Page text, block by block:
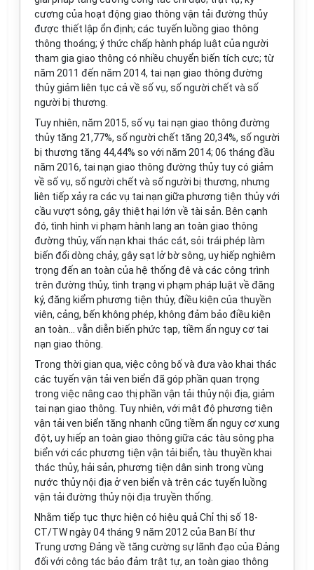
cương của hoạt động giao thông vận tải đường thủy
được thiết lập ổn định; các tuyến luồng giao thông
thông thoáng; ý thức chấp hành pháp luật của người
tham gia giao thông có nhiều chuyển biến tích cực; từ
năm 2011 đến năm 2014, tai nạn giao thông đường
thủy giảm liên tục cả về số vụ, số người chết và số
người bị thương.
Tuy nhiên, năm 2015, số vụ tai nạn giao thông đường
thủy tăng 21,77%, số người chết tăng 20,34%, số người
bị thương tăng 44,44% so với năm 2014; 06 tháng đầu
năm 2016, tai nạn giao thông đường thủy tuy có giảm
về số vụ, số người chết và số người bị thương, nhưng
liên tiếp xảy ra các vụ tai nạn giữa phương tiện thủy với
cầu vượt sông, gây thiệt hại lớn về tài sản. Bên cạnh
đó, tình hình vi phạm hành lang an toàn giao thông
đường thủy, vấn nạn khai thác cát, sỏi trái phép làm
biến đổi dòng chảy, gây sạt lở bờ sông, uy hiếp nghiêm
trọng đến an toàn của hệ thống đê và các công trình
trên đường thủy, tình trạng vi phạm pháp luật về đăng
ký, đăng kiểm phương tiện thủy, điều kiện của thuyền
viên, cảng, bến không phép, không đảm bảo điều kiện
an toàn... vẫn diễn biến phức tạp, tiềm ẩn nguy cơ tai
nạn giao thông.
Trong thời gian qua, việc công bố và đưa vào khai thác
các tuyến vận tải ven biển đã góp phần quan trọng
trong việc nâng cao thị phần vận tải thủynội địa, giảm
tai nạn giao thông. Tuy nhiên, với mật độ phương tiện
vận tải ven biển tăng nhanh cũng tiềm ẩn nguy cơ xung
đột, uy hiếp an toàn giao thông giữa các tàu sông pha
biển với các phương tiện vận tải biển, tàu thuyền khai
thác thủy, hải sản, phương tiện dân sinh trong vùng
nước thủynội địa ở ven biển và trên các tuyến luồng
vận tải đường thủy nội địa truyền thống.
Nhằm tiếp tục thực hiện có hiệu quả Chỉ thị số 18-
CT/TW ngày 04 tháng 9 năm 2012 của Ban Bí thư
Trung ương Đảng về tăng cường sự lãnh đạo của Đảng
đối với công tác bảo đảm trật tự, an toàn giao thông